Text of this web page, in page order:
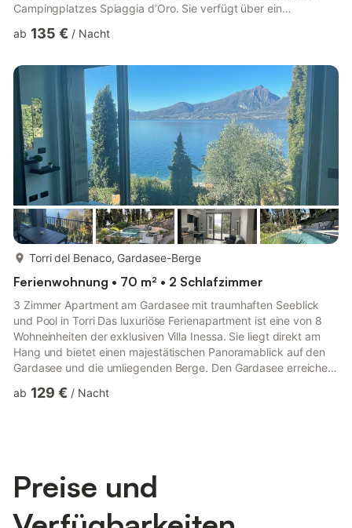
Campingplatzes Spiaggia d’Oro. Sie verfügt über ein
ausgestattete Küche, ein Schlafzimmer und ein Bad und bietet
mit WLAN, Ventilatoren, Sat-TV und einem Kinderbett
ausgestattet. Im Außenbereich erwartet Sie ein liebevoll
angelegter, exklusiv nutzba...
ab 135 € / Nacht
Torri del Benaco, Gardasee-Berge
Ferienwohnung • 70 m² • 2 Schlafzimmer
3 Zimmer Apartment am Gardasee mit traumhaften Seeblick
und Pool in Torri Das luxuriöse Ferienapartment ist eine von 8
Wohneinheiten der exklusiven Villa Inessa. Sie liegt direkt am
Hang und bietet einen majestätischen Panoramablick auf den
Gardasee und die umliegenden Berge. Den Gardasee erreichen
man die schönen Sonnenuntergänge über den See genießen.
ab 129 € / Nacht
Preise und